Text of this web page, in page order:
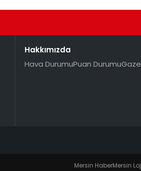
Hakkımızda
Hava DurumuPuan Durumu
Mersin HaberMersin